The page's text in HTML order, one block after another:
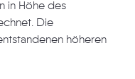
in Höhe des
Die
höheren